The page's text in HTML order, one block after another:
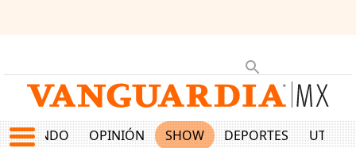
MUNDO OPINIÓN SHOW DEPORTES